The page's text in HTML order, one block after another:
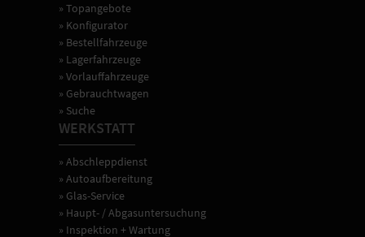
» Topangebote
» Konfigurator
» Bestellfahrzeuge
» Lagerfahrzeuge
» Vorlauffahrzeuge
» Gebrauchtwagen
» Suche
WERKSTATT
» Abschleppdienst
» Autoaufbereitung
» Glas-Service
» Haupt- / Abgasuntersuchung
» Inspektion + Wartung